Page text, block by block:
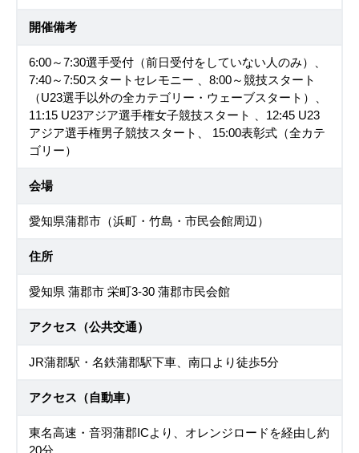
開催備考
6:00～7:30選手受付（前日受付をしていない人のみ）、
7:40～7:50スタートセレモニー 、8:00～競技スタート
（U23選手以外の全カテゴリー・ウェーブスタート）、
11:15 U23アジア選手権女子競技スタート 、12:45 U23
アジア選手権男子競技スタート、 15:00表彰式（全カテ
ゴリー）
会場
愛知県蒲郡市（浜町・竹島・市民会館周辺）
住所
愛知県 蒲郡市 栄町3-30 蒲郡市民会館
アクセス（公共交通）
JR蒲郡駅・名鉄蒲郡駅下車、南口より徒歩5分
アクセス（自動車）
東名高速・音羽蒲郡ICより、オレンジロードを経由し約
20分